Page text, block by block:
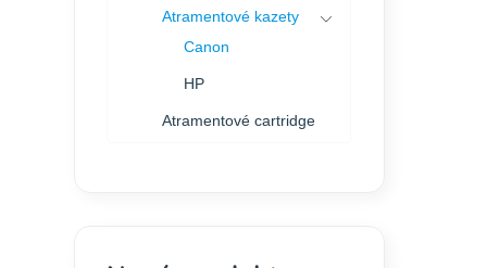
Atramentové kazety
Canon
HP
Atramentové cartridge